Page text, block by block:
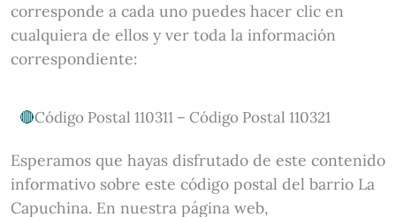
corresponde a cada uno puedes hacer clic en
cualquiera de ellos y ver toda la información
correspondiente:
Código Postal 110311 – Código Postal 110321
Esperamos que hayas disfrutado de este contenido
informativo sobre este código postal del barrio La
Capuchina. En nuestra página web,